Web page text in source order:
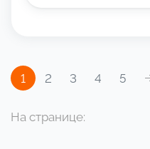
1 2 3 4 5
На странице: